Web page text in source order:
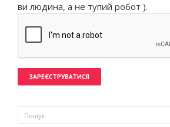
ви людина, а не тупий робот ).
Пошукова форма
Пошук